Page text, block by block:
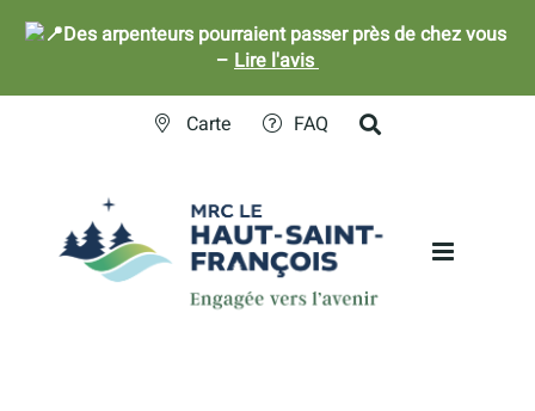
Des arpenteurs pourraient passer près de chez vous
– Lire l'avis
Carte FAQ